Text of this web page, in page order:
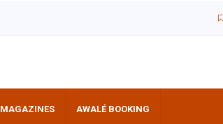
MAGAZINES AWALÉ BOOKING